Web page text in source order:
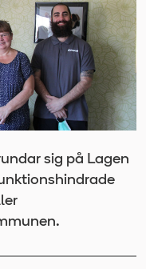
sig på Lagen